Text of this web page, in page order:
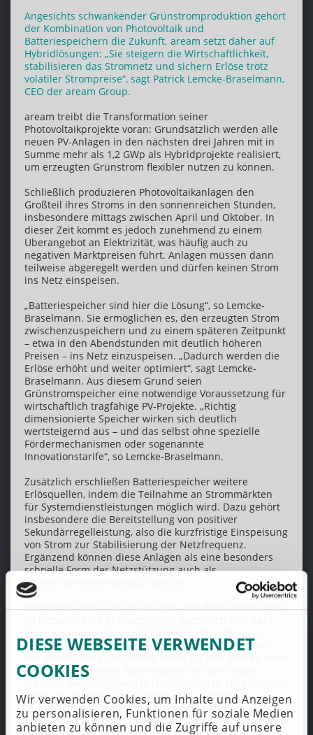
DIESE WEBSEITE VERWENDET
COOKIES
Wir verwenden Cookies, um Inhalte und Anzeigen
zu personalisieren, Funktionen für soziale Medien
anbieten zu können und die Zugriffe auf unsere
Angesichts schwankender Grünstromproduktion gehört
der Kombination von Photovoltaik und
Batteriespeichern die Zukunft. aream setzt daher auf
Hybridlösungen: „Sie steigern die Wirtschaftlichkeit,
stabilisieren das Stromnetz und sichern Erlöse trotz
volatiler Strompreise“, sagt Patrick Lemcke-Braselmann,
CEO der aream Group.
aream treibt die Transformation seiner
Photovoltaikprojekte voran: Grundsätzlich werden alle
neuen PV-Anlagen in den nächsten drei Jahren mit in
Summe mehr als 1,2 GWp als Hybridprojekte realisiert,
um erzeugten Grünstrom flexibler nutzen zu können.
Schließlich produzieren Photovoltaikanlagen den
Großteil ihres Stroms in den sonnenreichen Stunden,
insbesondere mittags zwischen April und Oktober. In
dieser Zeit kommt es jedoch zunehmend zu einem
Überangebot an Elektrizität, was häufig auch zu
negativen Marktpreisen führt. Anlagen müssen dann
teilweise abgeregelt werden und dürfen keinen Strom
ins Netz einspeisen.
„Batteriespeicher sind hier die Lösung“, so Lemcke-
Braselmann. Sie ermöglichen es, den erzeugten Strom
zwischenzuspeichern und zu einem späteren Zeitpunkt
– etwa in den Abendstunden mit deutlich höheren
Preisen – ins Netz einzuspeisen. „Dadurch werden die
Erlöse erhöht und weiter optimiert“, sagt Lemcke-
Braselmann. Aus diesem Grund seien
Grünstromspeicher eine notwendige Voraussetzung für
wirtschaftlich tragfähige PV-Projekte. „Richtig
dimensionierte Speicher wirken sich deutlich
wertsteigernd aus – und das selbst ohne spezielle
Fördermechanismen oder sogenannte
Innovationstarife“, so Lemcke-Braselmann.
Zusätzlich erschließen Batteriespeicher weitere
Erlösquellen, indem die Teilnahme an Strommärkten
für Systemdienstleistungen möglich wird. Dazu gehört
insbesondere die Bereitstellung von positiver
Sekundärregelleistung, also die kurzfristige Einspeisung
von Strom zur Stabilisierung der Netzfrequenz.
Ergänzend können diese Anlagen als eine besonders
schnelle Form der Netzstützung auch als
Momentanreserve genutzt werden.
Die Kombination von PV-Anlagen und Batteriespeichern
Report“ von Aurora Energy Research ist Deutschland
PV-Anlage und eines Batteriespeichers am selben
allem an der deutschen Marktgröße und dem
„erheblichen Potenzial“ für steigende Renditen.
Lemcke-Braselmann: „Mit dieser Strategie positionieren